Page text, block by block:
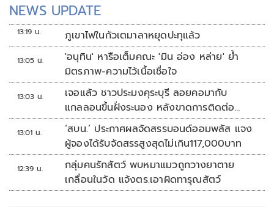
NEWS UPDATE
13:19 น. ภูเขาไฟในกัวเตมาลาหยุดปะทุแล้ว
13:05 น.
'อนุทิน' หารือเต็มคณะ 'มิน อ่อง หล่าย' ย้ำ
มิตรภาพ-ความไว้เนื้อเชื่อใจ
13:03 น.
เจอแล้ว ชาวประมงคุระบุรี ลอยคอมากับ
แกลลอนขึ้นฝั่งระนอง หลังขาดการติดต่อ
หลายวัน
13:01 น.
‘สบน.’ ประกาศผลจัดสรรบอนด์ออมพลัส แจง
ผู้จองได้รับจัดสรรสูงสุดไม่เกิน117,000บาท
12:39 น.
กลุ่มคนรักสัตว์ พบหมาแมวถูกวางยาตาย
เกลื่อนในวัด แจ้งตร.เอาผิดทารุณสัตว์